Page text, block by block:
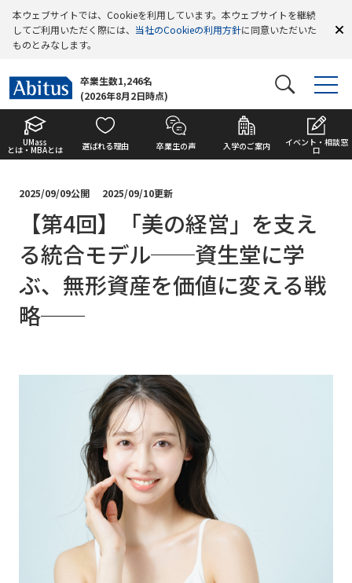
本ウェブサイトでは、Cookieを利用しています。本ウェブサイトを継続
してご利用いただく際には、 当社のCookieの利用方針に同意いただいた
ものとみなします。
卒業生数1,246名
(2026年8月2日時点)
UMass
とは・MBAとは 選ばれる理由 卒業生の声 入学のご案内 イベント・相談窓
口
2025/09/09公開 2025/09/10更新
【第4回】「美の経営」を支え
る統合モデル──資生堂に学
ぶ、無形資産を価値に変える戦
略──